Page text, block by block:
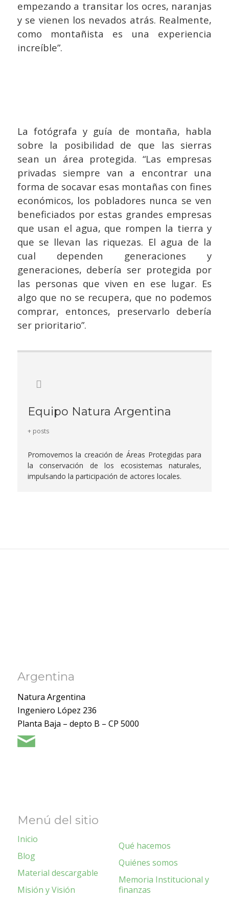
empezando a transitar los ocres, naranjas
y se vienen los nevados atrás. Realmente,
como montañista es una experiencia
increíble”.
La fotógrafa y guía de montaña, habla
sobre la posibilidad de que las sierras
sean un área protegida. “Las empresas
privadas siempre van a encontrar una
forma de socavar esas montañas con fines
económicos, los pobladores nunca se ven
beneficiados por estas grandes empresas
que usan el agua, que rompen la tierra y
que se llevan las riquezas. El agua de la
cual dependen generaciones y
generaciones, debería ser protegida por
las personas que viven en ese lugar. Es
algo que no se recupera, que no podemos
comprar, entonces, preservarlo debería
ser prioritario”.
Equipo Natura Argentina
+ posts
Promovemos la creación de Áreas Protegidas para
la conservación de los ecosistemas naturales,
impulsando la participación de actores locales.
Argentina
Natura Argentina
Ingeniero López 236
Planta Baja – depto B – CP 5000
Menú del sitio
Inicio
Blog
Material descargable
Misión y Visión
Qué hacemos
Quiénes somos
Memoria Institucional y
finanzas